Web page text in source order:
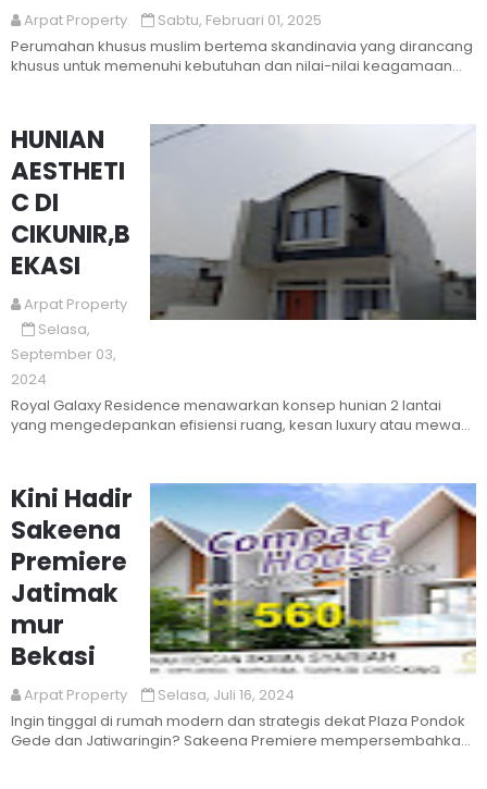
Arpat Property
Sabtu, Februari 01, 2025
Perumahan khusus muslim bertema skandinavia yang dirancang
khusus untuk memenuhi kebutuhan dan nilai-nilai keagamaan
HUNIAN
AESTHETI
C DI
CIKUNIR,B
EKASI
Arpat Property
Selasa,
September 03,
2024
Royal Galaxy Residence menawarkan konsep hunian 2 lantai
yang mengedepankan efisiensi ruang, kesan luxury atau mewah,
Read More
Kini Hadir
Sakeena
Premiere
Jatimak
mur
Bekasi
Arpat Property
Selasa, Juli 16, 2024
Ingin tinggal di rumah modern dan strategis dekat Plaza Pondok
Gede dan Jatiwaringin? Sakeena Premiere mempersembahkan